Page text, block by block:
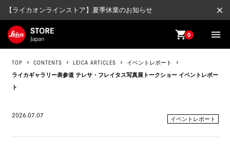
【ライカオンラインストア】夏季休業のお知らせ close
shopping_cart0 menu
TOP CONTENTS LEICA ARTICLES
イベントレポート
ライカギャラリー表参道 テレサ・フレイタス写真展トークショー イベントレポー
ト
2026.07.07 イベントレポート